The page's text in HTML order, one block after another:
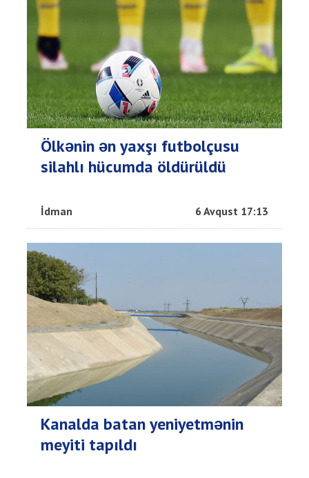
Ölkənin ən yaxşı futbolçusu
silahlı hücumda öldürüldü
İdman 6 Avqust 17:13
Kanalda batan yeniyetmənin
meyiti tapıldı